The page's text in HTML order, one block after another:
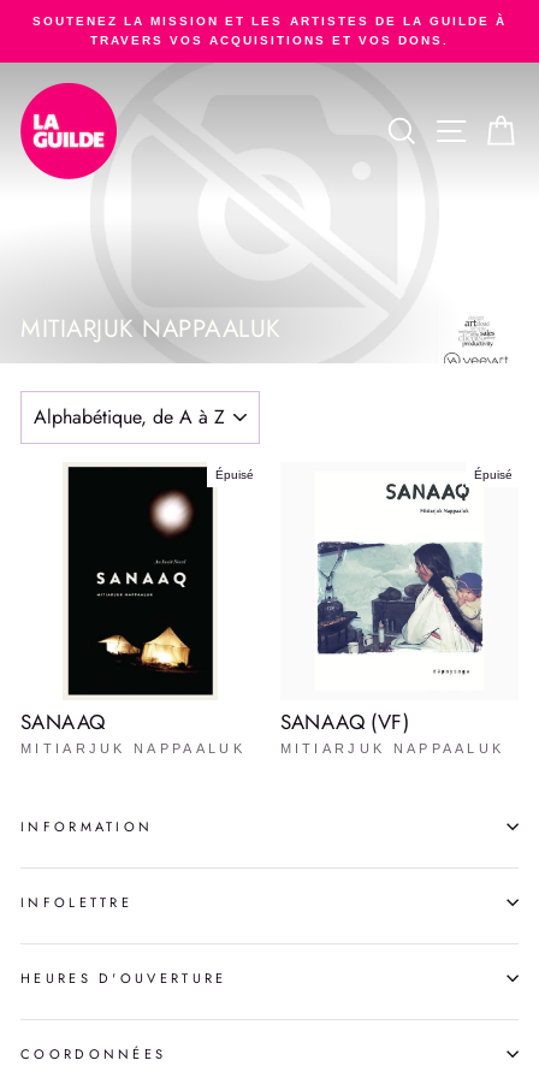
Passer
contenu
SOUTENEZ LA MISSION ET LES ARTISTES DE LA GUILDE À
TRAVERS VOS ACQUISITIONS ET VOS DONS.
RECHERCHER
MITIARJUK NAPPAALUK
Épuisé
SANAAQ
MITIARJUK NAPPAALUK
Épuisé
SANAAQ (VF)
MITIARJUK NAPPAALUK
INFORMATION
INFOLETTRE
HEURES D'OUVERTURE
COORDONNÉES